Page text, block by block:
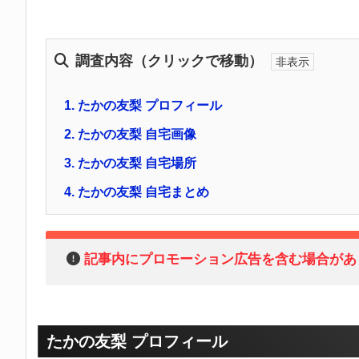
調査内容（クリックで移動）
1. たかの友梨 プロフィール
2. たかの友梨 自宅画像
3. たかの友梨 自宅場所
4. たかの友梨 自宅まとめ
記事内にプロモーション広告を含む場合が
たかの友梨 プロフィール